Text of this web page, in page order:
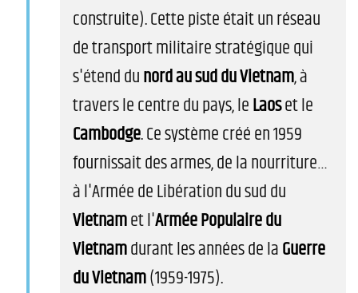
construite). Cette piste était un réseau
de transport militaire stratégique qui
s'étend dunord au sud du Vietnam, à
travers le centre du pays, leLaoset le
Cambodge. Ce système créé en 1959
fournissait des armes, de la nourriture…
à l'Armée de Libération du sud du
Vietnamet l'Armée Populaire du
Vietnamdurant les années de laGuerre
du Vietnam(1959-1975).